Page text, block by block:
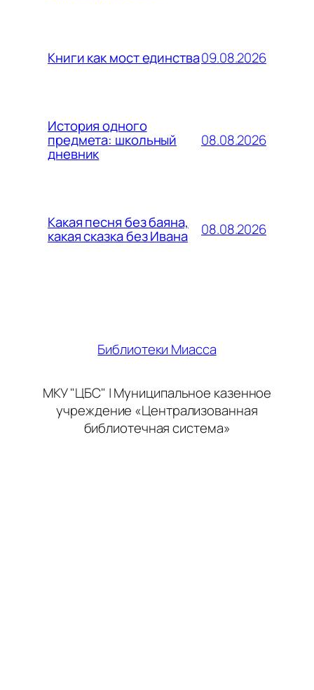
Книги как мост единства09.08.2026
История одного
предмета: школьный
дневник
08.08.2026
Какая песня без баяна,
какая сказка без Ивана 08.08.2026
Библиотеки Миасса
МКУ "ЦБС" | Муниципальное казенное
учреждение «Централизованная
библиотечная система»